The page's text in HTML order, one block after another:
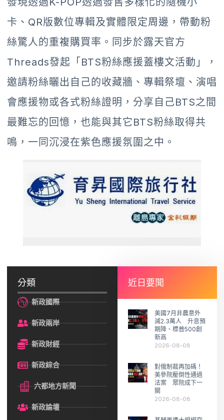
卡、QR版數位專輯及實體限定周邊，帶動粉
絲驚人的重複購買率。同步於露天官方
Threads發起「BTS粉絲應援蓋樓文活動」，
邀請粉絲曬出自己的收藏牆、專輯祭壇、演唱
會應援物或各式粉絲證明，分享自己BTS之間
最難忘的回憶，也能與其它BTS粉絲取得共
鳴，一同沉浸在紫色應援氛圍之中。
分類
新政國際
新政兩岸
新政財經
新政綜合
六都地方新聞
新政論壇
近日要聞
美國7月非農意外
減2.3萬人 升息預
期降、標普500創
新高
2026-08-08
對俄制裁再加碼！
美參院壓倒性通過
法案 眾院成下一
關
2026-08-08